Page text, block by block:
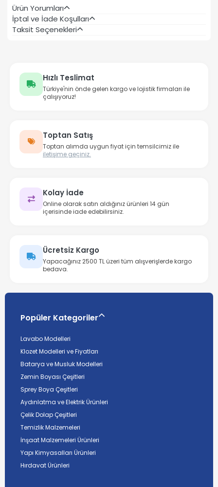
Ürün Yorumları
İptal ve İade Koşulları
Taksit Seçenekleri
Hızlı Teslimat
Türkiye'nin önde gelen kargo ve lojistik firmaları ile
çalışıyoruz!
Toptan Satış
Toptan alımda uygun fiyat için temsilcimiz ile
iletişime geçiniz.
Kolay İade
Online olarak satın aldığınız ürünleri 14 gün
içerisinde iade edebilirsiniz.
Ücretsiz Kargo
Yapacağınız 2500 TL üzeri tüm alışverişlerde kargo
bedava.
Popüler Kategoriler
Lavabo Modelleri
Klozet Modelleri ve Fiyatları
Batarya ve Musluk Modelleri
Zemin Boyası Çeşitleri
Sprey Boya Çeşitleri
Aydınlatma ve Elektrik Ürünleri
Çelik Dolap Çeşitleri
Temizlik Malzemeleri
İnşaat Malzemeleri Ürünleri
Yapı Kimyasalları Ürünleri
Hırdavat Ürünleri